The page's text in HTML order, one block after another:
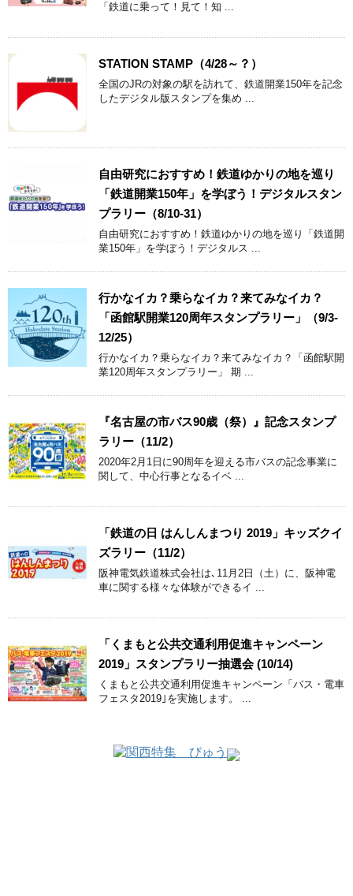
「鉄道に乗って！見て！知 ...
STATION STAMP（4/28～？）
全国のJRの対象の駅を訪れて、鉄道開業150年を記念
したデジタル版スタンプを集め ...
自由研究におすすめ！鉄道ゆかりの地を巡り
「鉄道開業150年」を学ぼう！デジタルスタン
プラリー（8/10-31）
自由研究におすすめ！鉄道ゆかりの地を巡り「鉄道開
業150年」を学ぼう！デジタルス ...
行かなイカ？乗らなイカ？来てみなイカ？
「函館駅開業120周年スタンプラリー」（9/3-
12/25）
行かなイカ？乗らなイカ？来てみなイカ？「函館駅開
業120周年スタンプラリー」 期 ...
『名古屋の市バス90歳（祭）』記念スタンプ
ラリー（11/2）
2020年2月1日に90周年を迎える市バスの記念事業に
関して、中心行事となるイベ ...
「鉄道の日 はんしんまつり 2019」キッズクイ
ズラリー（11/2）
阪神電気鉄道株式会社は､11月2日（土）に、阪神電
車に関する様々な体験ができるイ ...
「くまもと公共交通利用促進キャンペーン
2019」スタンプラリー抽選会 (10/14)
くまもと公共交通利用促進キャンペーン「バス・電車
フェスタ2019｣を実施します。 ...